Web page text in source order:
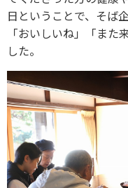
日ということで、そば
「おいしいね」「ま
した。